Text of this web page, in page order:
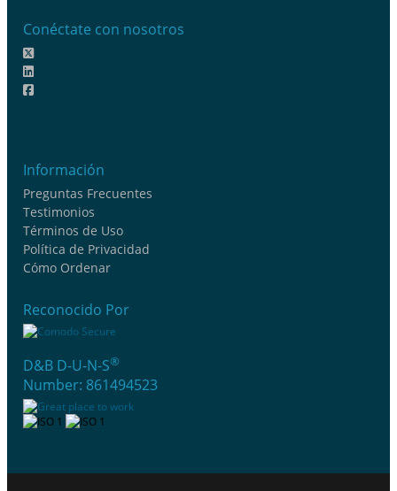
Conéctate con nosotros
Información
Preguntas Frecuentes
Testimonios
Términos de Uso
Política de Privacidad
Cómo Ordenar
Reconocido Por
D&B D-U-N-S®
Number: 861494523